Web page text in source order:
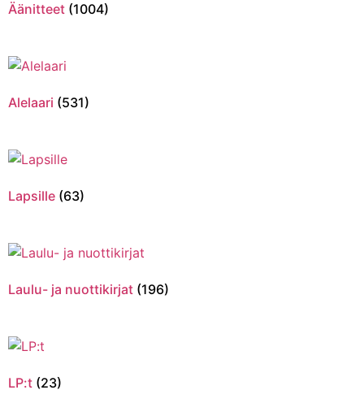
Äänitteet (1004)
Alelaari (531)
Lapsille (63)
Laulu- ja nuottikirjat (196)
LP:t (23)